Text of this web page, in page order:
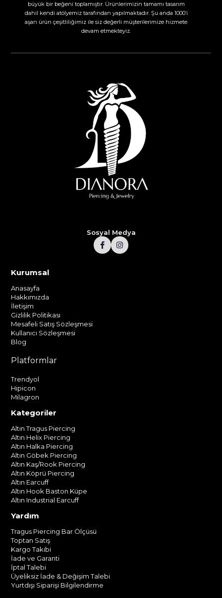
büyük bir beğeni toplamıştır. Ürünlerimizin tamamı tasarım
dahil kendi atölyemiz tarafından yapılmaktadır. Şu anda 1000’i
aşan ürün çeşitliliğimiz ile siz değerli müşterilerimize hizmete
devam etmekteyiz.​
Sosyal Medya
Kurumsal
Anasayfa
Hakkımızda
İletişim
Gizlilik Politikası
Mesafeli Satış Sözleşmesi
Kullanıcı Sözleşmesi
Blog
Platformlar
Trendyol
Hipicon
Milagron
Kategoriler
Altın Tragus Piercing
Altın Helix Piercing
Altın Halka Piercing
Altın Göbek Piercing
Altın Kaş/Rook Piercing
Altın Köprü Piercing
Altın Earcuff
Altın Hook Baston Küpe
Altın Industrial Earcuff
Yardım
Tragus Piercing Bar Ölçüsü
Toptan Satış
Kargo Takibi
İade ve Garanti
İptal Talebi
Üyeliksiz İade & Değişim Talebi
Yurtdışı Siparişi Bilgilendirme